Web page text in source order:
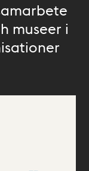
museer i